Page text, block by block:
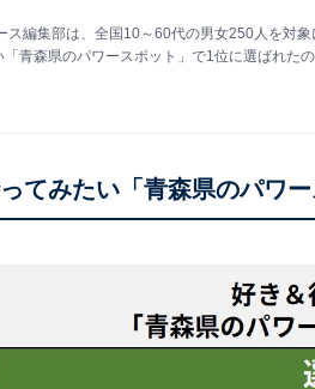
ス編集部は、全国10～60代の男女250人を対
「青森県のパワースポット」で1位に選ばれた
てみたい「青森県のパワ